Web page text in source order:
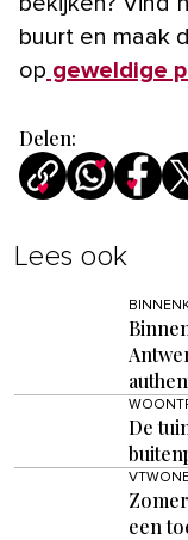
buurt en maak
op geweldige
Delen:
Lees ook
De
een